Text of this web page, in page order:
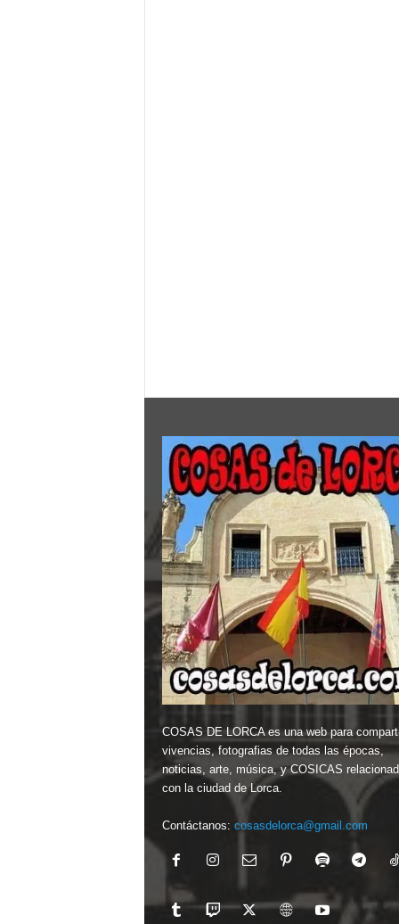
COSAS DE LORCA es una web para
vivencias, fotografias de todas las épocas,
noticias, arte, música, y COSICAS
con la ciudad de Lorca.
Contáctanos: cosasdelorca@gmail.com